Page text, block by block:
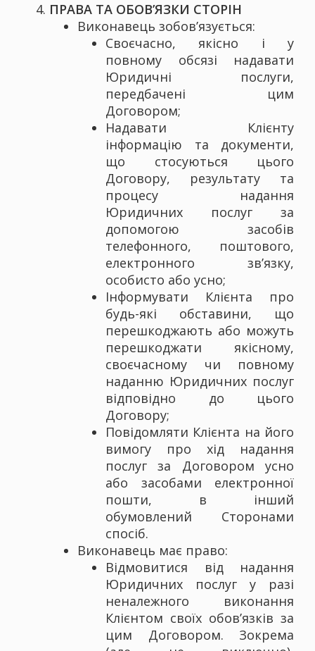
ПРАВА ТА ОБОВ’ЯЗКИ СТОРІН
Виконавець зобов’язується:
Своєчасно, якісно і у
повному обсязі надавати
Юридичні послуги,
передбачені цим
Договором;
Надавати Клієнту
інформацію та документи,
що стосуються цього
Договору, результату та
процесу надання
Юридичних послуг за
допомогою засобів
телефонного, поштового,
електронного зв’язку,
особисто або усно;
Інформувати Клієнта про
будь-які обставини, що
перешкоджають або можуть
перешкоджати якісному,
своєчасному чи повному
наданню Юридичних послуг
відповідно до цього
Договору;
Повідомляти Клієнта на його
вимогу про хід надання
послуг за Договором усно
або засобами електронної
пошти, в інший
обумовлений Сторонами
спосіб.
Виконавець має право:
Відмовитися від надання
Юридичних послуг у разі
неналежного виконання
Клієнтом своїх обов’язків за
цим Договором. Зокрема